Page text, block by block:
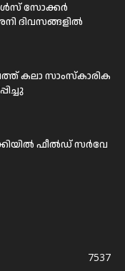
സോക്കർ
ദിവസങ്ങളിൽ
കലാ സാംസ്കാരിക
ഫീല്‍ഡ് സര്‍വേ
7537